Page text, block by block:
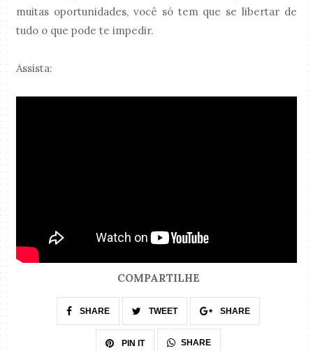
muitas oportunidades, você só tem que se libertar de
tudo o que pode te impedir.
Assista:
COMPARTILHE
SHARE TWEET SHARE
PIN IT SHARE